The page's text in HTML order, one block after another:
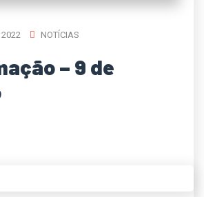
2022 NOTÍCIAS
– 9 de